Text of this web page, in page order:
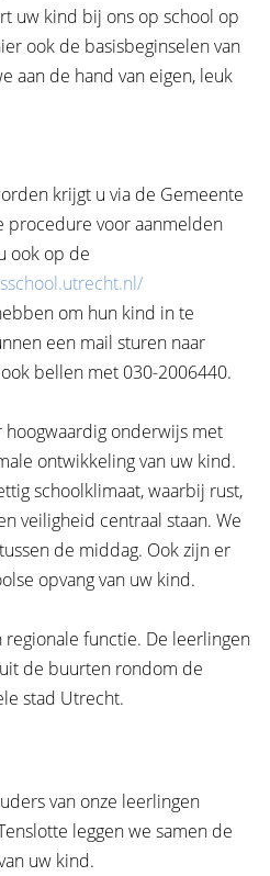
uw kind bij ons op school op
ook de basisbeginselen van
aan de hand van eigen, leuk
krijgt u via de Gemeente
voor aanmelden
ook op de
om hun kind in te
een mail sturen naar
bellen met 030-2006440.
hoogwaardig onderwijs met
ontwikkeling van uw kind.
schoolklimaat, waarbij rust,
veiligheid centraal staan. We
de middag. Ook zijn er
opvang van uw kind.
regionale functie. De leerlingen
de buurten rondom de
stad Utrecht.
van onze leerlingen
leggen we samen de
uw kind.